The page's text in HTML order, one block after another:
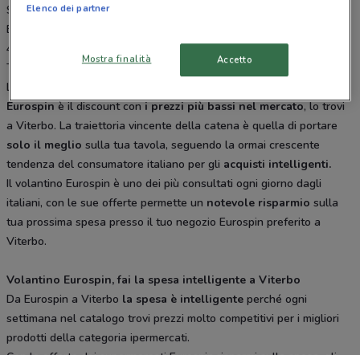
Snc Viterbo, Via Circonvallazione Ovest 25/27 Viterbo, Via Degli
Etruschi Viterbo, Via Asinello 10/B Celleno, Via San Michele
44/46/48 Vetralla, Loc. Centignano Snc. Vignanello, Via Penne in
Teverina Orte Viterbo. Tutti i negozi sono aperti tutti i giorni dal
Lunedì alla Sabato e offrono i migliori prodotti per la tua spesa.
Eurospinè il discount coni prezzi più bassi nel mercato, lo trovi
a Viterbo. La traiettoria vincente della catena è quella di portare
solo il meglio sulla tua tavola, seguendo la ormai crescente
tendenza del consumatore italiano per gli acquisti intelligenti.
Il volantino Eurospin è uno dei più consultati ogni giorno dagli
italiani, con le sue offerte permette un notevole risparmio sulla
tua prossima spesa presso il tuo negozio Eurospin preferito a
Viterbo.
Volantino Eurospin, fai la spesa intelligente a Viterbo
Da Eurospin a Viterbo la spesa è intelligente perché ogni
settimana nel catalogo trovi prezzi molto competitivi per i migliori
prodotti della categoria ipermercati.
Elenco dei partner
Mostra finalità Accetto